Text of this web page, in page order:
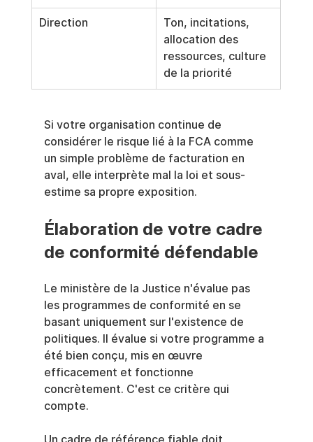
Direction
Ton, incitations,
allocation des
ressources, culture
de la priorité
Si votre organisation continue de
considérer le risque lié à la FCA comme
un simple problème de facturation en
aval, elle interprète mal la loi et sous-
estime sa propre exposition.
Élaboration de votre cadre
de conformité défendable
Le ministère de la Justice n'évalue pas
les programmes de conformité en se
basant uniquement sur l'existence de
politiques. Il évalue si votre programme a
été bien conçu, mis en œuvre
efficacement et fonctionne
concrètement. C'est ce critère qui
compte.